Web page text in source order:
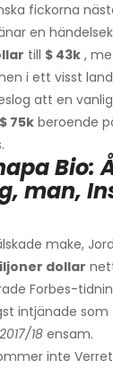
fickorna
en
till $ 43k ,
i ett visst
att en
$ 75k beroende
Bio:
man,
make,
dollar
Forbes-
intjänade
2017/18 ensam.
inte